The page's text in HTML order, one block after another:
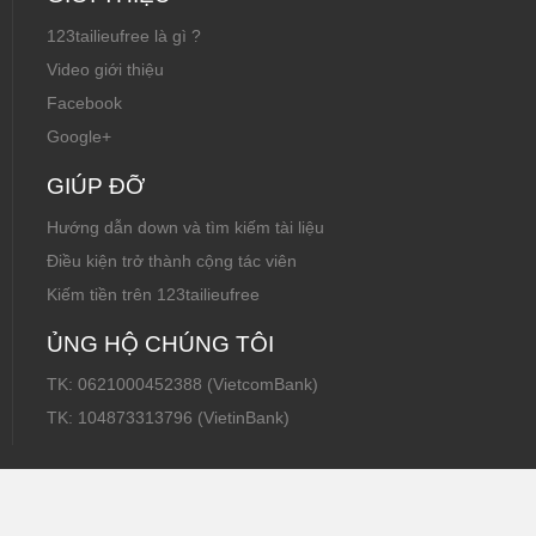
123tailieufree là gì ?
Video giới thiệu
Facebook
Google+
GIÚP ĐỠ
Hướng dẫn down và tìm kiếm tài liệu
Điều kiện trở thành cộng tác viên
Kiếm tiền trên 123tailieufree
ỦNG HỘ CHÚNG TÔI
TK: 0621000452388 (VietcomBank)
TK: 104873313796 (VietinBank)